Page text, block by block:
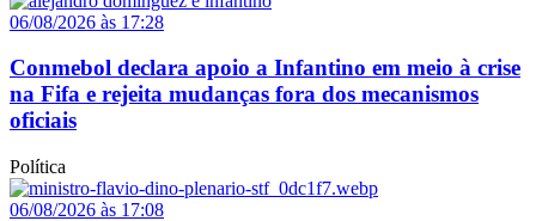
06/08/2026 às 17:28
Conmebol declara apoio a Infantino em meio à crise
na Fifa e rejeita mudanças fora dos mecanismos
oficiais
Política
06/08/2026 às 17:08